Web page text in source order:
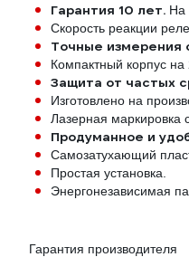
Гарантия 10 лет. На
Скорость реакции
Точные измерения
Компактный корпус на
Защита от частых
Изготовлено на
Лазерная маркировка
Продуманное и
Самозатухающий
Простая установка.
Энергонезависимая
Гарантия производителя